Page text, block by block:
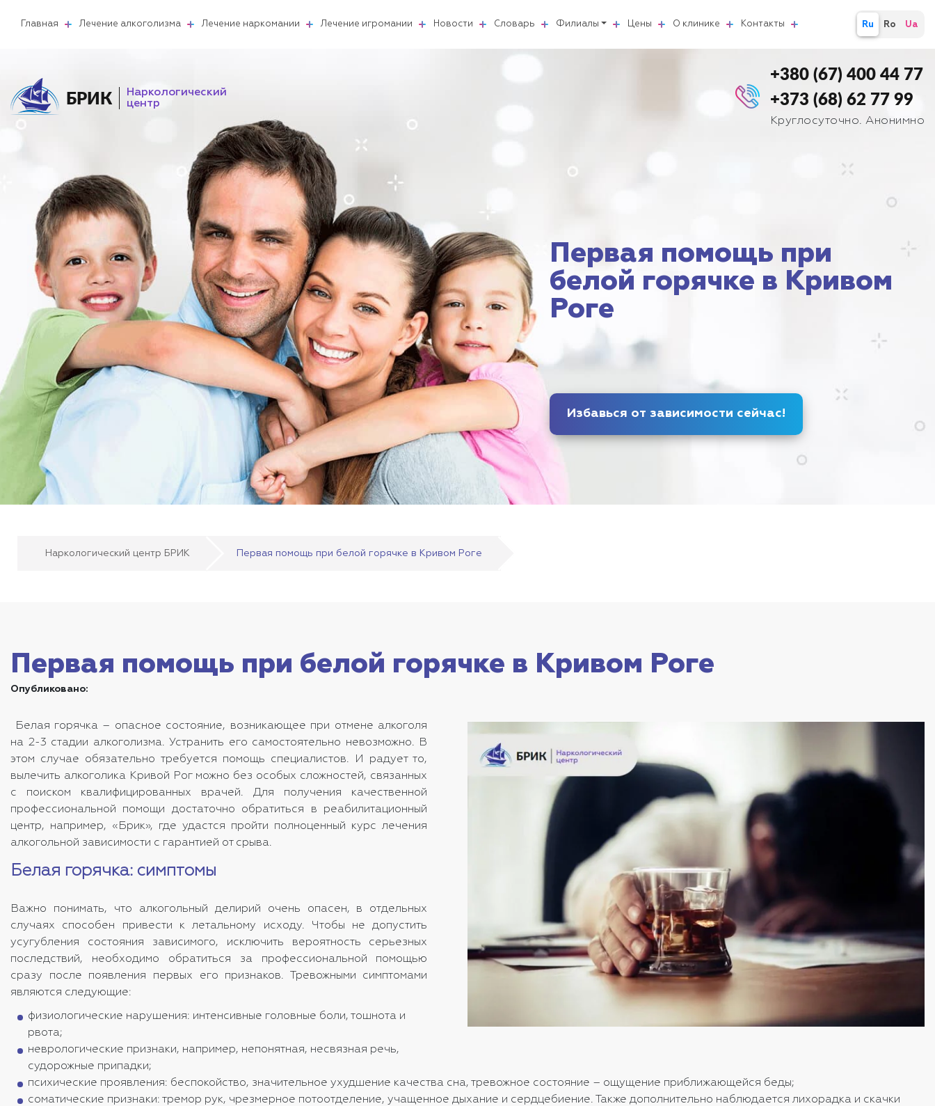
Главная Лечение алкоголизма Лечение наркомании Лечение игромании Новости Словарь Филиалы Цены О клинике Контакты Ru Ro Ua
БРИК
Наркологический
центр
+380 (67) 400 44 77
+373 (68) 62 77 99
Круглосуточно. Анонимно
Первая помощь при
белой горячке в Кривом
Роге
Избавься от зависимости сейчас!
Наркологический центр БРИК Первая помощь при белой горячке в Кривом Роге
Первая помощь при белой горячке в Кривом Роге
Опубликовано:
Белая горячка – опасное состояние, возникающее при отмене алкоголя
на 2-3 стадии алкоголизма. Устранить его самостоятельно невозможно. В
этом случае обязательно требуется помощь специалистов. И радует то,
вылечить алкоголика Кривой Рог можно без особых сложностей, связанных
с поиском квалифицированных врачей. Для получения качественной
профессиональной помощи достаточно обратиться в реабилитационный
центр, например, «Брик», где удастся пройти полноценный курс лечения
алкогольной зависимости с гарантией от срыва.
Белая горячка: симптомы
Важно понимать, что алкогольный делирий очень опасен, в отдельных
случаях способен привести к летальному исходу. Чтобы не допустить
усугубления состояния зависимого, исключить вероятность серьезных
последствий, необходимо обратиться за профессиональной помощью
сразу после появления первых его признаков. Тревожными симптомами
являются следующие:
физиологические нарушения: интенсивные головные боли, тошнота и
рвота;
неврологические признаки, например, непонятная, несвязная речь,
судорожные припадки;
психические проявления: беспокойство, значительное ухудшение качества сна, тревожное состояние – ощущение приближающейся беды;
соматические признаки: тремор рук, чрезмерное потоотделение, учащенное дыхание и сердцебиение. Также дополнительно наблюдается лихорадка и скачки